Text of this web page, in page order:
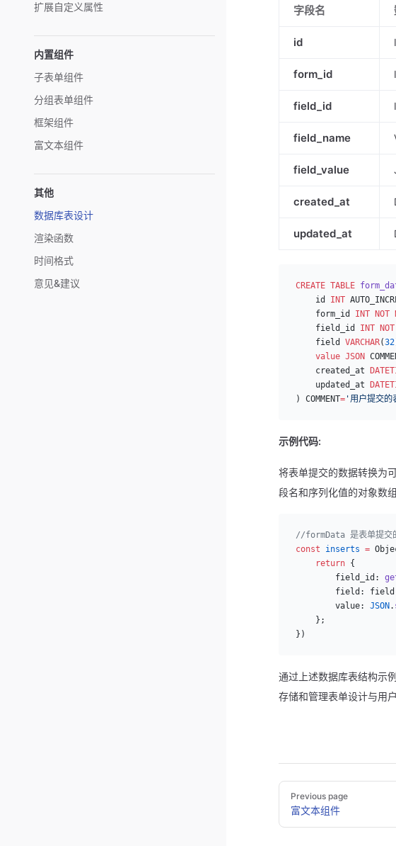
扩展自定义属性
内置组件
子表单组件
分组表单组件
框架组件
富文本组件
其他
数据库表设计
渲染函数
时间格式
意见&建议
字段名
id
form_id
field_id
field_name
field_value
created_at
updated_at
CREATE TABLE
    id
INT
    form_id
INT NOT
    field_id
INT
    field
VARCHAR(32
    value
JSON
    created_at
    updated_at
) COMMENT= '用户提交的
示例代码:
将表单提交的数据转换为
段名和序列化值的对象数
//formData 是表单提交
const inserts =
    return
{
        field_id:
field:
        value:
JSON.
    };
})
通过上述数据库表结构示
存储和管理表单设计与用户
Previous page
富文本组件